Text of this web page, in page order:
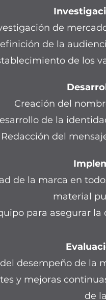
de
de la
de los
Creación del
de la
Redacción del
de la marca en
material
para asegurar
desempeño de la
y mejoras
de